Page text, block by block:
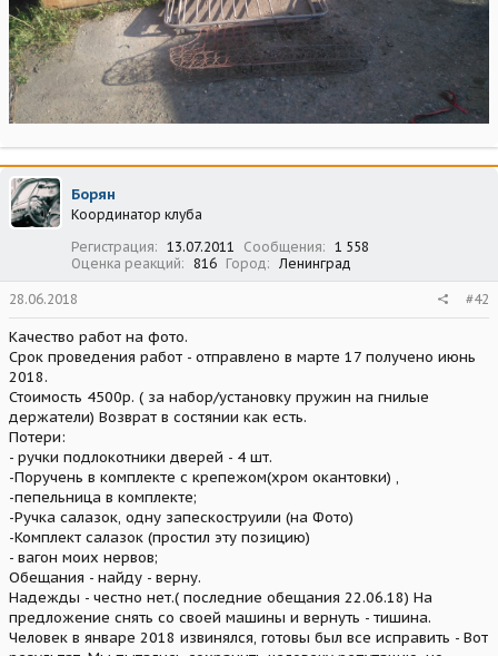
Борян
Координатор клуба
Регистрация
13.07.2011 Сообщения
1 558
Оценка реакций
816 Город Ленинград
28.06.2018 #42
Качество работ на фото.
Срок проведения работ - отправлено в марте 17 получено июнь
2018.
Стоимость 4500р. ( за набор/установку пружин на гнилые
держатели) Возврат в состянии как есть.
Потери:
- ручки подлокотники дверей - 4 шт.
-Поручень в комплекте с крепежом(хром окантовки) ,
-пепельница в комплекте;
-Ручка салазок, одну запескоструили (на Фото)
-Комплект салазок (простил эту позицию)
- вагон моих нервов;
Обещания - найду - верну.
Надежды - честно нет.( последние обещания 22.06.18) На
предложение снять со своей машины и вернуть - тишина.
Человек в январе 2018 извинялся, готовы был все исправить - Вот